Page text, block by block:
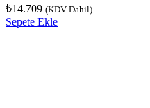
₺14.709 (KDV Dahil)
Sepete Ekle